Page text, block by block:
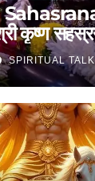
कृष्ण
SPIRITUAL